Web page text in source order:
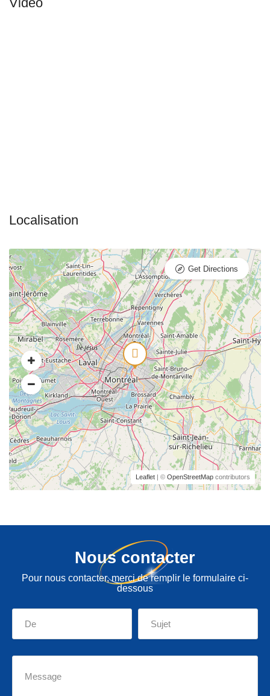
Leaflet | © OpenStreetMap contributors
Get Directions
Nous contacter
Pour nous contacter, merci de remplir le formulaire ci-
dessous